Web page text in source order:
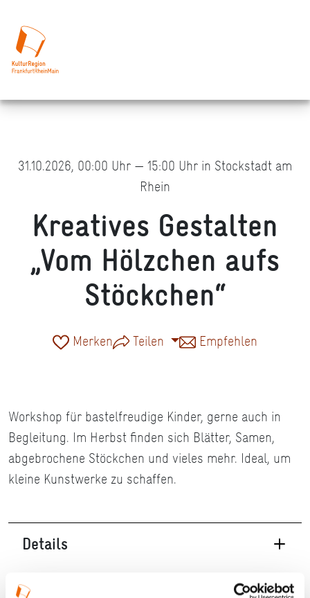
31.10.2026, 00:00 Uhr — 15:00 Uhr in Stockstadt am
Rhein
Kreatives Gestalten
„Vom Hölzchen aufs
Stöckchen“
Merken Teilen Empfehlen
Workshop für bastelfreudige Kinder, gerne auch in
Begleitung. Im Herbst finden sich Blätter, Samen,
abgebrochene Stöckchen und vieles mehr. Ideal, um
kleine Kunstwerke zu schaffen.
Details
31.10.2026, 00:00 Uhr — 15:00 Uhr in Stockstadt